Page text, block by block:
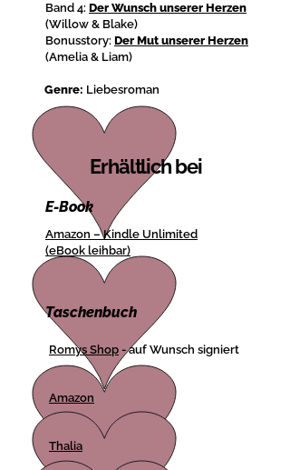
Band 4: Der Wunsch unserer Herzen
(Willow & Blake)
Bonusstory: Der Mut unserer Herzen
(Amelia & Liam)
Genre: Liebesroman
Erhältlich bei
E-Book
Amazon – Kindle Unlimited
(eBook leihbar)
Taschenbuch
Romys Shop - auf Wunsch signiert
Amazon
Thalia